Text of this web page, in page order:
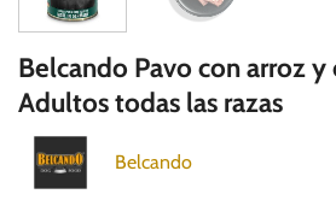
Belcando Pavo con arroz y
Adultos todas las razas
Belcando